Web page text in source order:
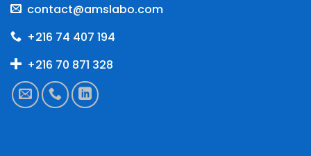
contact@amslabo.com
+216 74 407 194
+216 70 871 328